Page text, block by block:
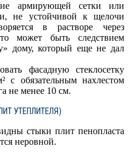
армирующей сетки или
не устойчивой к щелочи
в растворе через
может быть следствием
дому, который еще не дал
фасадную стеклосетку
с обязательным нахлестом
не менее 10 см.
УТЕПЛИТЕЛЯ)
стыки плит пенопласта
неровной.